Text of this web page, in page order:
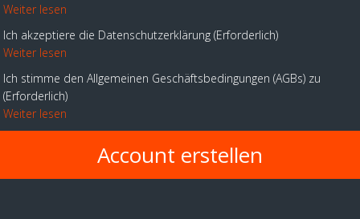
Weiter lesen
Ich akzeptiere die Datenschutzerklärung Erforderlich
Weiter lesen
Ich stimme den Allgemeinen Geschäftsbedingungen (AGBs) zu
Erforderlich
Weiter lesen